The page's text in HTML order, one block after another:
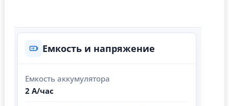
Емкость и напряжение
Емкость аккумулятора
2 А/час